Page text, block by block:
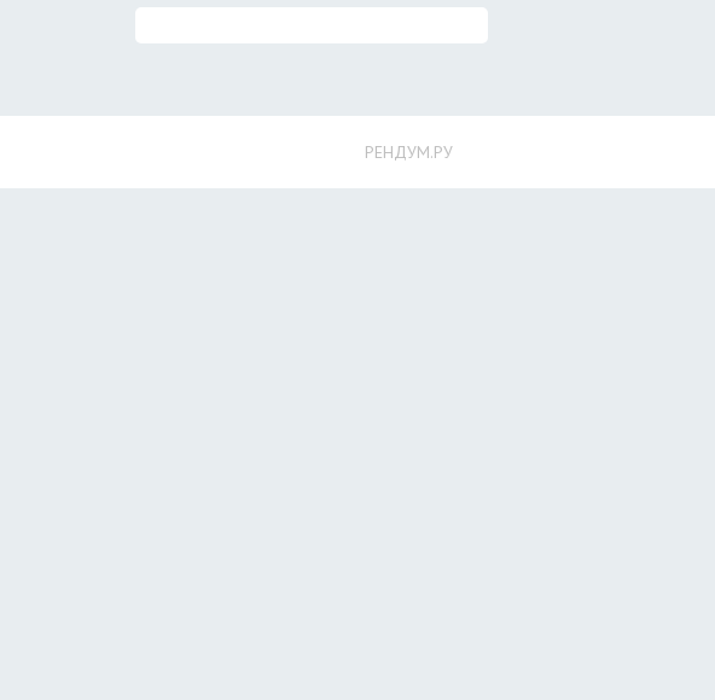
РЕНДУМ.РУ